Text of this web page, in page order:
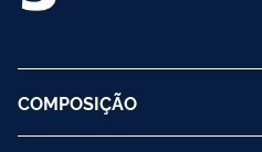
COMPOSIÇÃO